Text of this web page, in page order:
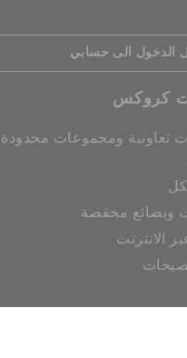
الدخول الى حسابي
كروكس
تعاونية ومجموعات محدودة
وبضائع مخفضة
الانترنت